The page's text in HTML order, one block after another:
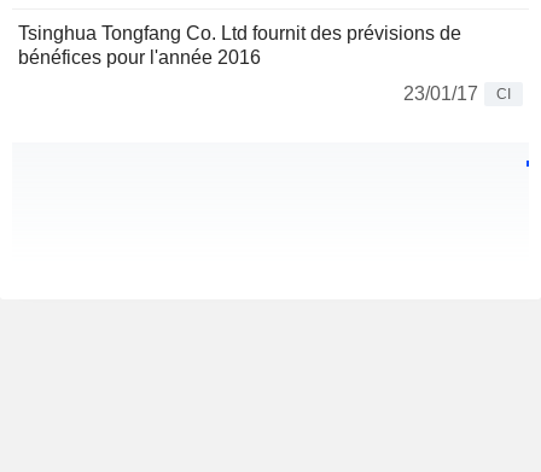
Tsinghua Tongfang Co. Ltd fournit des prévisions de
bénéfices pour l'année 2016
23/01/17
CI